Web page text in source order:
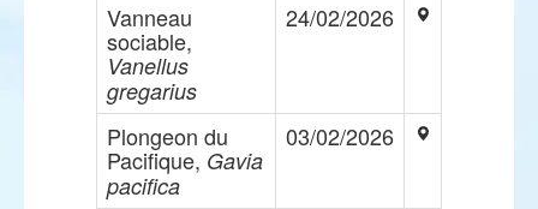
Vanneau
sociable,
Vanellus
gregarius
24/02/2026
Plongeon du
Pacifique, Gavia
pacifica
03/02/2026